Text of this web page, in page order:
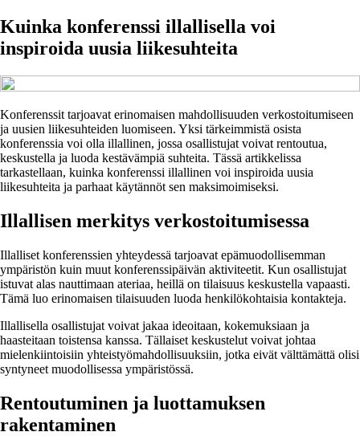
Kuinka konferenssi illallisella voi
inspiroida uusia liikesuhteita
Konferenssit tarjoavat erinomaisen mahdollisuuden verkostoitumiseen
ja uusien liikesuhteiden luomiseen. Yksi tärkeimmistä osista
konferenssia voi olla illallinen, jossa osallistujat voivat rentoutua,
keskustella ja luoda kestävämpiä suhteita. Tässä artikkelissa
tarkastellaan, kuinka konferenssi illallinen voi inspiroida uusia
liikesuhteita ja parhaat käytännöt sen maksimoimiseksi.
Illallisen merkitys verkostoitumisessa
Illalliset konferenssien yhteydessä tarjoavat epämuodollisemman
ympäristön kuin muut konferenssipäivän aktiviteetit. Kun osallistujat
istuvat alas nauttimaan ateriaa, heillä on tilaisuus keskustella vapaasti.
Tämä luo erinomaisen tilaisuuden luoda henkilökohtaisia kontakteja.
Illallisella osallistujat voivat jakaa ideoitaan, kokemuksiaan ja
haasteitaan toistensa kanssa. Tällaiset keskustelut voivat johtaa
mielenkiintoisiin yhteistyömahdollisuuksiin, jotka eivät välttämättä olisi
syntyneet muodollisessa ympäristössä.
Rentoutuminen ja luottamuksen
rakentaminen